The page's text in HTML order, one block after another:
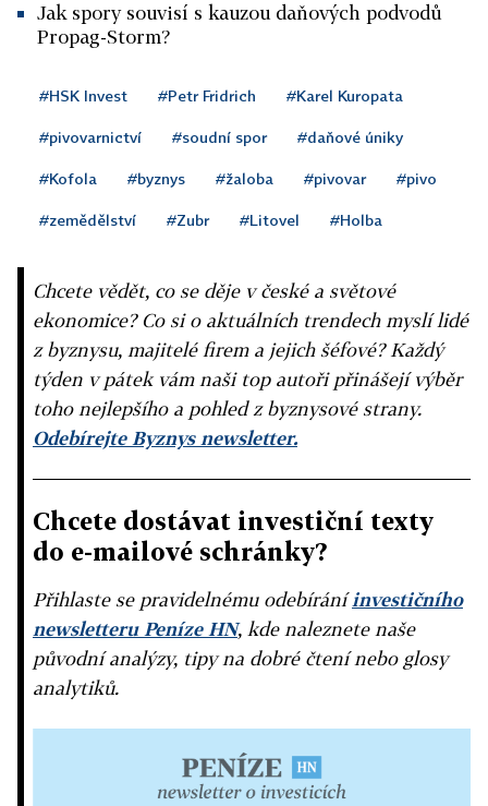
Jak spory souvisí s kauzou daňových podvodů
Propag-Storm?
#HSK Invest #Petr Fridrich #Karel Kuropata
#pivovarnictví #soudní spor #daňové úniky
#Kofola #byznys #žaloba #pivovar #pivo
#zemědělství #Zubr #Litovel #Holba
Chcete vědět, co se děje v české a světové
ekonomice? Co si o aktuálních trendech myslí lidé
z byznysu, majitelé firem a jejich šéfové? Každý
týden v pátek vám naši top autoři přinášejí výběr
toho nejlepšího a pohled z byznysové strany.
Odebírejte Byznys newsletter.
Chcete dostávat investiční texty
do e-mailové schránky?
Přihlaste se pravidelnému odebíráníinvestičního
newsletteru Peníze HN, kde naleznete naše
původní analýzy, tipy na dobré čtení nebo glosy
analytiků.